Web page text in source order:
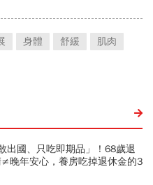
身體 舒緩
肌肉
出國、只吃即期品」！68歲退
晚年安心，養房吃掉退休金的3